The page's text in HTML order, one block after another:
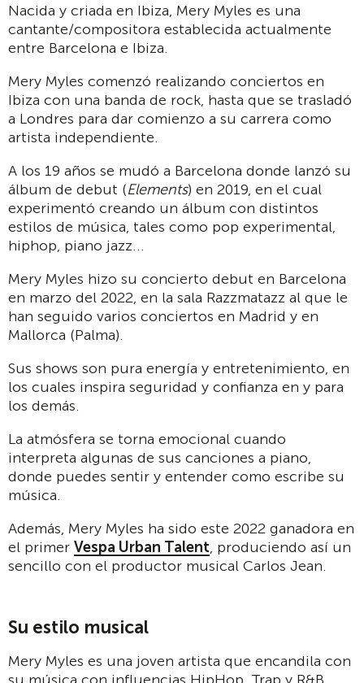
Nacida y criada en Ibiza, Mery Myles es una
cantante/compositora establecida actualmente
entre Barcelona e Ibiza.
Mery Myles comenzó realizando conciertos en
Ibiza con una banda de rock, hasta que se trasladó
a Londres para dar comienzo a su carrera como
artista independiente.
A los 19 años se mudó a Barcelona donde lanzó su
álbum de debut (Elements) en 2019, en el cual
experimentó creando un álbum con distintos
estilos de música, tales como pop experimental,
hiphop, piano jazz...
Mery Myles hizo su concierto debut en Barcelona
en marzo del 2022, en la sala Razzmatazz al que le
han seguido varios conciertos en Madrid y en
Mallorca (Palma).
Sus shows son pura energía y entretenimiento, en
los cuales inspira seguridad y confianza en y para
los demás.
La atmósfera se torna emocional cuando
interpreta algunas de sus canciones a piano,
donde puedes sentir y entender como escribe su
música.
Además, Mery Myles ha sido este 2022 ganadora en
el primer Vespa Urban Talent, produciendo así un
sencillo con el productor musical Carlos Jean.
Su estilo musical
Mery Myles es una joven artista que encandila con